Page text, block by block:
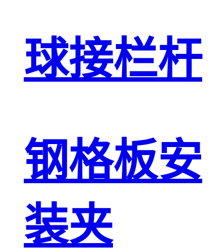
球接栏杆
钢格板安
装夹